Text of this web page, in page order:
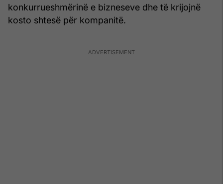
konkurrueshmërinë e bizneseve dhe të krijojnë
kosto shtesë për kompanitë.